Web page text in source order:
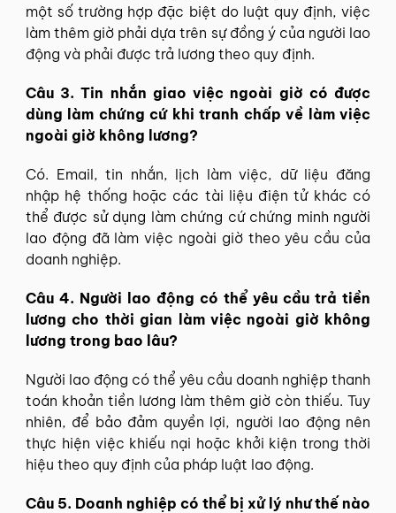
một số trường hợp đặc biệt do luật quy định, việc
làm thêm giờ phải dựa trên sự đồng ý của người lao
động và phải được trả lương theo quy định.
Câu 3. Tin nhắn giao việc ngoài giờ có được
dùng làm chứng cứ khi tranh chấp về làm việc
ngoài giờ không lương?
Có. Email, tin nhắn, lịch làm việc, dữ liệu đăng
nhập hệ thống hoặc các tài liệu điện tử khác có
thể được sử dụng làm chứng cứ chứng minh người
lao động đã làm việc ngoài giờ theo yêu cầu của
doanh nghiệp.
Câu 4. Người lao động có thể yêu cầu trả tiền
lương cho thời gian làm việc ngoài giờ không
lương trong bao lâu?
Người lao động có thể yêu cầu doanh nghiệp thanh
toán khoản tiền lương làm thêm giờ còn thiếu. Tuy
nhiên, để bảo đảm quyền lợi, người lao động nên
thực hiện việc khiếu nại hoặc khởi kiện trong thời
hiệu theo quy định của pháp luật lao động.
Câu 5. Doanh nghiệp có thể bị xử lý như thế nào